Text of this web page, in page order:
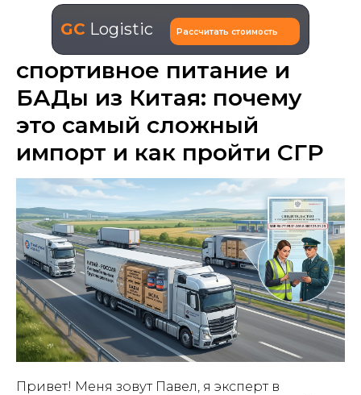
GC Logistic Рассчитать стоимость
спортивное питание и
БАДы из Китая: почему
это самый сложный
импорт и как пройти СГР
Привет! Меня зовут Павел, я эксперт в